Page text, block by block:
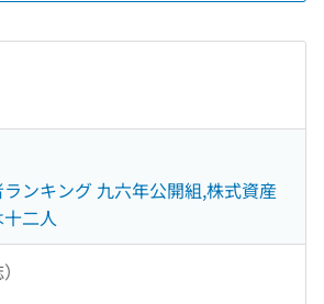
ランキング 九六年公開組,株式資産
二人